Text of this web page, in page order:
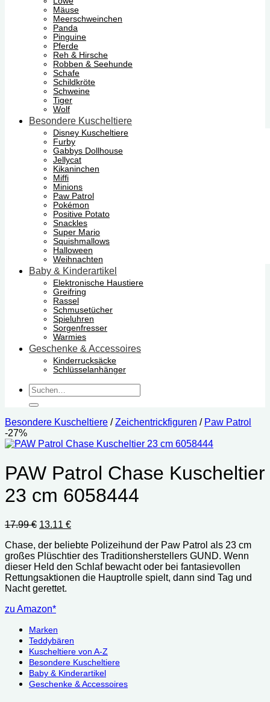
Mäuse
Meerschweinchen
Panda
Pinguine
Pferde
Reh & Hirsche
Robben & Seehunde
Schafe
Schildkröte
Schweine
Tiger
Wolf
Besondere Kuscheltiere
Disney Kuscheltiere
Furby
Gabbys Dollhouse
Jellycat
Kikaninchen
Miffi
Minions
Paw Patrol
Pokémon
Positive Potato
Snackles
Super Mario
Squishmallows
Halloween
Weihnachten
Baby & Kinderartikel
Elektronische Haustiere
Greifring
Rassel
Schmusetücher
Spieluhren
Sorgenfresser
Warmies
Geschenke & Accessoires
Kinderrucksäcke
Schlüsselanhänger
Suchen
nach:
Besondere Kuscheltiere / Zeichentrickfiguren / Paw Patrol
-27%
PAW Patrol Chase Kuscheltier
23 cm ‎6058444
17.99€ Ursprünglicher
war:
17.99 €
13.11 €Aktueller
ist:
13.11 €.
Chase, der beliebte Polizeihund der Paw Patrol als 23 cm
großes Plüschtier des Traditionsherstellers GUND. Wenn
dieser Held den Schlaf bewacht oder bei fantasievollen
Rettungsaktionen die Hauptrolle spielt, dann sind Tag und
Nacht gerettet.
zu Amazon*
Marken
Teddybären
Kuscheltiere von A-Z
Besondere Kuscheltiere
Baby & Kinderartikel
Geschenke & Accessoires